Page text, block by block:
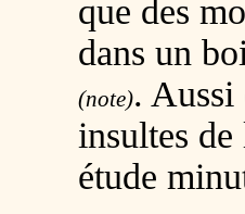
que des
dans un
(note). Aussi
insultes
étude